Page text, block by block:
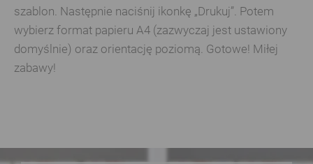
szablon. Następnie naciśnij ikonkę „Drukuj”. Potem
wybierz format papieru A4 (zazwyczaj jest ustawiony
domyślnie) oraz orientację poziomą. Gotowe! Miłej
zabawy!